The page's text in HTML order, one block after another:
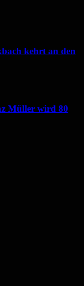
kehrt an den
Müller wird 80